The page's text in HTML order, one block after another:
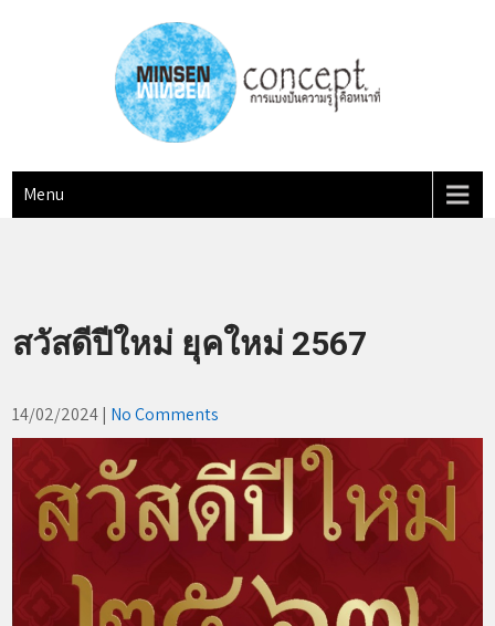
MINSEN Concept
Menu
สวัสดีปีใหม่ ยุคใหม่ 2567
14/02/2024| No Comments